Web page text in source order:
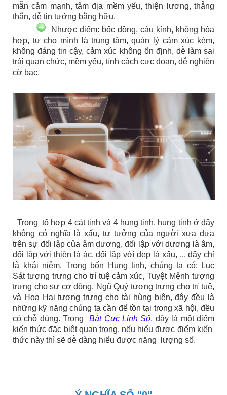
mẫn cảm mạnh, tâm địa mềm yếu, thiện lương, thẳng
thắn, dễ tin tưởng bằng hữu,
Nhược điểm: bốc đồng, cáu kỉnh, không hòa
hợp, tự cho mình là trung tâm, quản lý cảm xúc kém,
không đáng tin cậy, cảm xúc không ổn định, dễ làm sai
trái quan chức, mềm yếu, tính cách cực đoan, dễ nghiện
cờ bạc.
Trong tổ hợp 4 cát tinh và 4 hung tinh, hung tinh ở đây
không có nghĩa là xấu, tư tưởng của người xưa dựa
trên sự đối lập của âm dương, đối lập với dương là âm,
đối lập với thiện là ác, đối lập với đẹp là xấu, ... đây chỉ
là khái niệm. Trong bốn Hung tinh, chúng ta có: Lục
Sát tượng trưng cho trí tuệ cảm xúc, Tuyệt Mệnh tượng
trưng cho sự cơ động, Ngũ Quỷ tượng trưng cho trí tuệ,
và Họa Hại tượng trưng cho tài hùng biện, đây đều là
những kỹ năng chúng ta cần để tồn tại trong xã hội, đều
có chỗ dùng. TrongBát Cực Linh Số, đây là một điểm
kiến ​​thức đặc biệt quan trọng, nếu hiểu được điểm kiến ​​
thức này thì sẽ dễ dàng hiểu được năng lượng số.